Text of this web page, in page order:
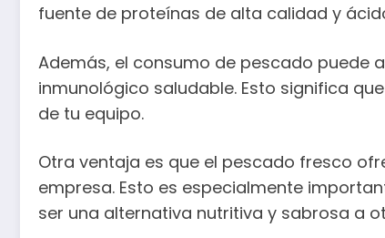
fuente de proteínas de alta calidad y
Además, el consumo de pescado puede
inmunológico saludable. Esto significa
de tu equipo.
Otra ventaja es que el pescado fresco
empresa. Esto es especialmente
ser una alternativa nutritiva y sabrosa a